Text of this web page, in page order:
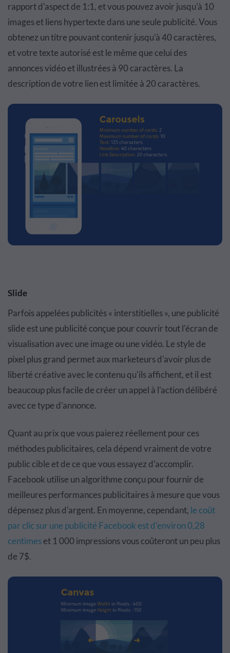
rapport d'aspect de 1:1, et vous pouvez avoir jusqu'à 10
images et liens hypertexte dans une seule publicité. Vous
obtenez un titre pouvant contenir jusqu'à 40 caractères,
et votre texte autorisé est le même que celui des
annonces vidéo et illustrées à 90 caractères. La
description de votre lien est limitée à 20 caractères.
Slide
Parfois appelées publicités « interstitielles », une publicité
slide est une publicité conçue pour couvrir tout l'écran de
visualisation avec une image ou une vidéo. Le style de
pixel plus grand permet aux marketeurs d'avoir plus de
liberté créative avec le contenu qu'ils affichent, et il est
beaucoup plus facile de créer un appel à l'action délibéré
avec ce type d'annonce.
Quant au prix que vous paierez réellement pour ces
méthodes publicitaires, cela dépend vraiment de votre
public cible et de ce que vous essayez d'accomplir.
Facebook utilise un algorithme conçu pour fournir de
meilleures performances publicitaires à mesure que vous
dépensez plus d'argent. En moyenne, cependant, le coût
par clic sur une publicité Facebook est d'environ 0,28
centimeset 1 000 impressions vous coûteront un peu plus
de 7$.